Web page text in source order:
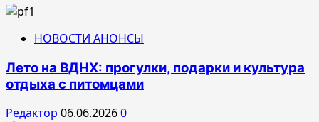
НОВОСТИ АНОНСЫ
Лето на ВДНХ: прогулки, подарки и культура
отдыха с питомцами
Редактор 06.06.20260